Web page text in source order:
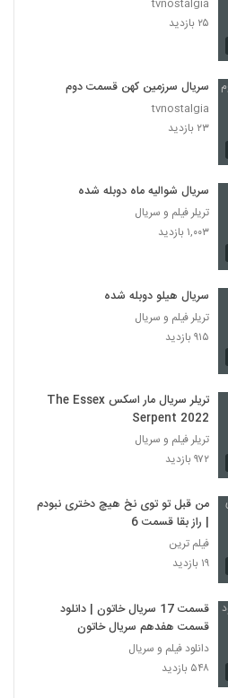
tvnostalgia
۲۵ بازدید
سریال سرزمین کهن قسمت دوم
tvnostalgia
۲۳ بازدید
سریال شوالیه ماه دوبله شده
تریلر فیلم و سریال
۱,۰۰۳ بازدید
سریال هیلو دوبله شده
تریلر فیلم و سریال
۹۱۵ بازدید
تریلر سریال مار اسکس The Essex
Serpent 2022
تریلر فیلم و سریال
۹۷۲ بازدید
من قبل تو توی نخ هیچ دختری نبودم
| راز بقا قسمت 6
فیلم ترین
۱۹ بازدید
قسمت 17 سریال خاتون | دانلود
قسمت هفدهم سریال خاتون
دانلود فیلم و سریال
۵۴۸ بازدید